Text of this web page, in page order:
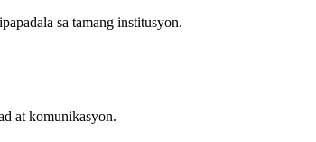
sa tamang institusyon.
at komunikasyon.